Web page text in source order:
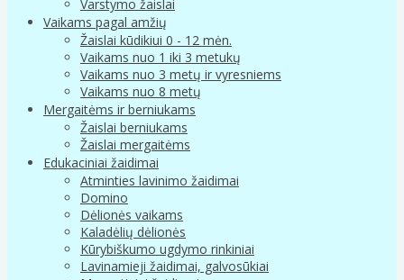
Varstymo žaislai
Vaikams pagal amžių
Žaislai kūdikiui 0 - 12 mėn.
Vaikams nuo 1 iki 3 metukų
Vaikams nuo 3 metų ir vyresniems
Vaikams nuo 8 metų
Mergaitėms ir berniukams
Žaislai berniukams
Žaislai mergaitėms
Edukaciniai žaidimai
Atminties lavinimo žaidimai
Domino
Dėlionės vaikams
Kaladėlių dėlionės
Kūrybiškumo ugdymo rinkiniai
Lavinamieji žaidimai, galvosūkiai